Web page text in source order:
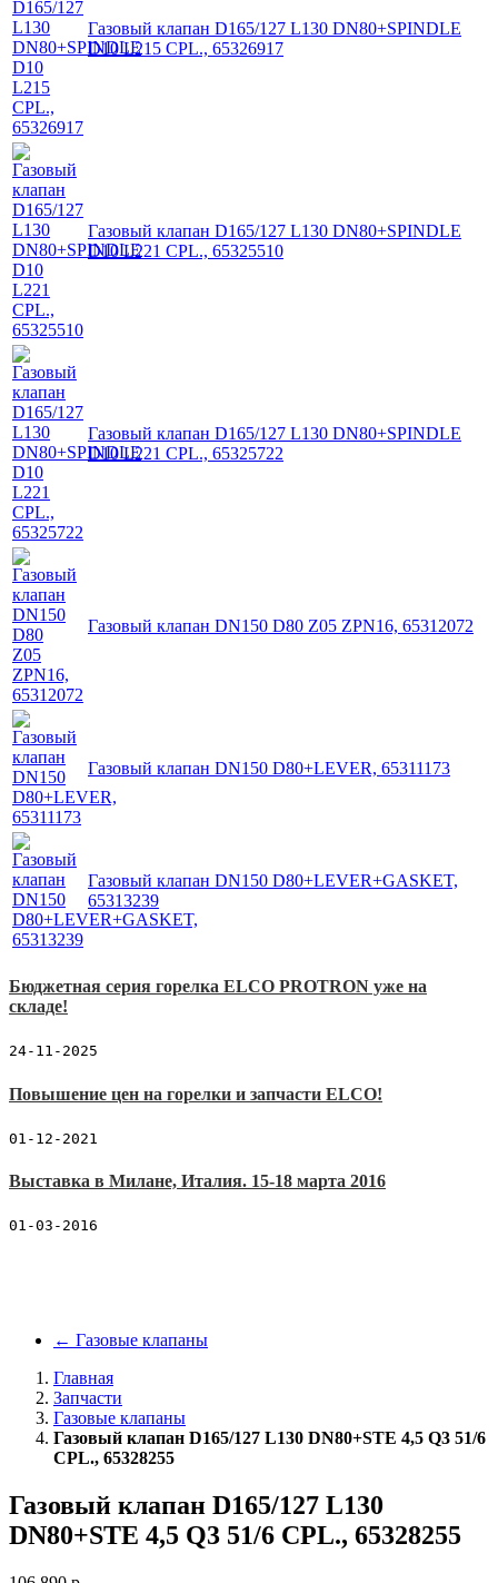
Газовый клапан D165/127 L130 DN80+SPINDLE
D10 L215 CPL., 65326917
Газовый клапан D165/127 L130 DN80+SPINDLE
D10 L221 CPL., 65325510
Газовый клапан D165/127 L130 DN80+SPINDLE
D10 L221 CPL., 65325722
Газовый клапан DN150 D80 Z05 ZPN16, 65312072
Газовый клапан DN150 D80+LEVER, 65311173
Газовый клапан DN150 D80+LEVER+GASKET,
65313239
Бюджетная серия горелка ELCO PROTRON уже на
складе!
24-11-2025
Повышение цен на горелки и запчасти ELCO!
01-12-2021
Выставка в Милане, Италия. 15-18 марта 2016
01-03-2016
← Газовые клапаны
Главная
Запчасти
Газовые клапаны
Газовый клапан D165/127 L130 DN80+STE 4,5 Q3 51/6
CPL., 65328255
Газовый клапан D165/127 L130
DN80+STE 4,5 Q3 51/6 CPL., 65328255